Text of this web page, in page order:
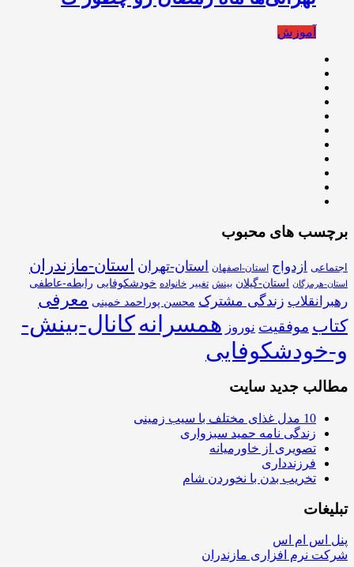
آموزش
برچسب های محبوب
اجتماعی ازدواج استان-اصفهان استان-تهران استان-مازندران
استان-هرمزگان استان-گیلان بینش تغییر خانواده خودشکوفایی رابطه-عاطفی
رهبرانقلاب زندگی مشترک محسن پوراحمد خمینی معرفی
کتاب موفقیت نوروز همسرانهکانال-بینش-
و-خودشکوفایی
مطالب جدید سایت
10 مدل غذای مختلف با سیب زمینی
زندگی نامه حمید سبزواری
تصویری از خاورمیانه
فرزندداری
تخریب بدن با نخوردن شام
تبلیغات
پنل اس ام اس
شرکت نرم افزاری مازندران